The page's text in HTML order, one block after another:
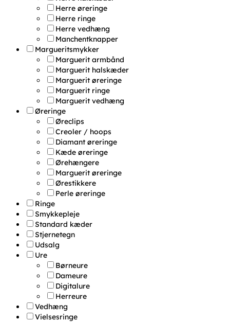
Herre øreringe
Herre ringe
Herre vedhæng
Manchentknapper
Margueritsmykker
Marguerit armbånd
Marguerit halskæder
Marguerit øreringe
Marguerit ringe
Marguerit vedhæng
Øreringe
Øreclips
Creoler / hoops
Diamant øreringe
Kæde øreringe
Ørehængere
Marguerit øreringe
Ørestikkere
Perle øreringe
Ringe
Smykkepleje
Standard kæder
Stjernetegn
Udsalg
Ure
Børneure
Dameure
Digitalure
Herreure
Vedhæng
Vielsesringe